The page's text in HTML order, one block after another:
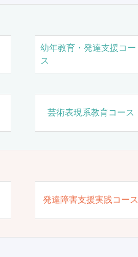
幼年教育・発達支援コー
ス
芸術表現系教育コース
発達障害支援実践コース